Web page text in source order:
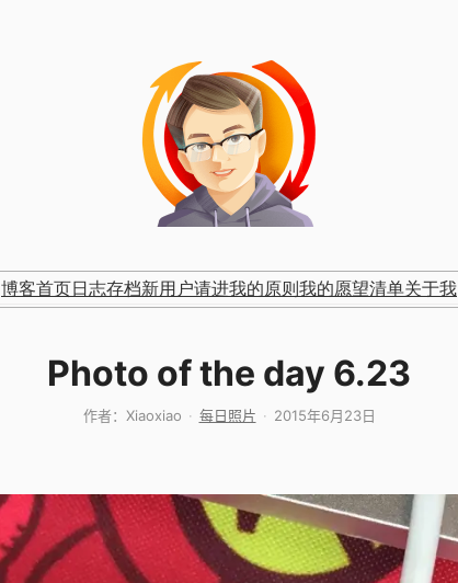
博客首页日志存档新用户请进我的原则 我的愿望清单关于我
Photo of the day 6.23
作者： Xiaoxiao 每日照片 2015年6月23日